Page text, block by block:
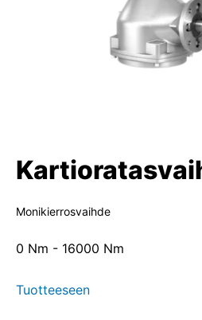
Monikierrosvaihde
0 Nm - 16000 Nm
Tuotteeseen